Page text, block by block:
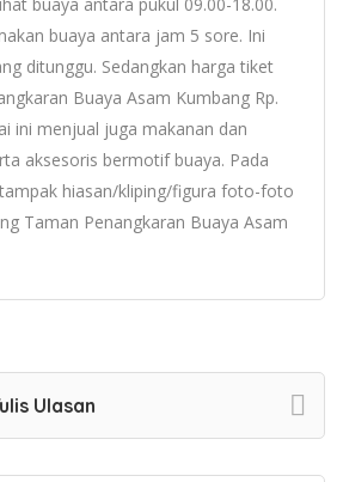
buaya antara jam 5 sore. Ini
ditunggu. Sedangkan harga tiket
Buaya Asam Kumbang Rp.
ini menjual juga makanan dan
aksesoris bermotif buaya. Pada
hiasan/kliping/figura foto-foto
Taman Penangkaran Buaya Asam
Ulasan